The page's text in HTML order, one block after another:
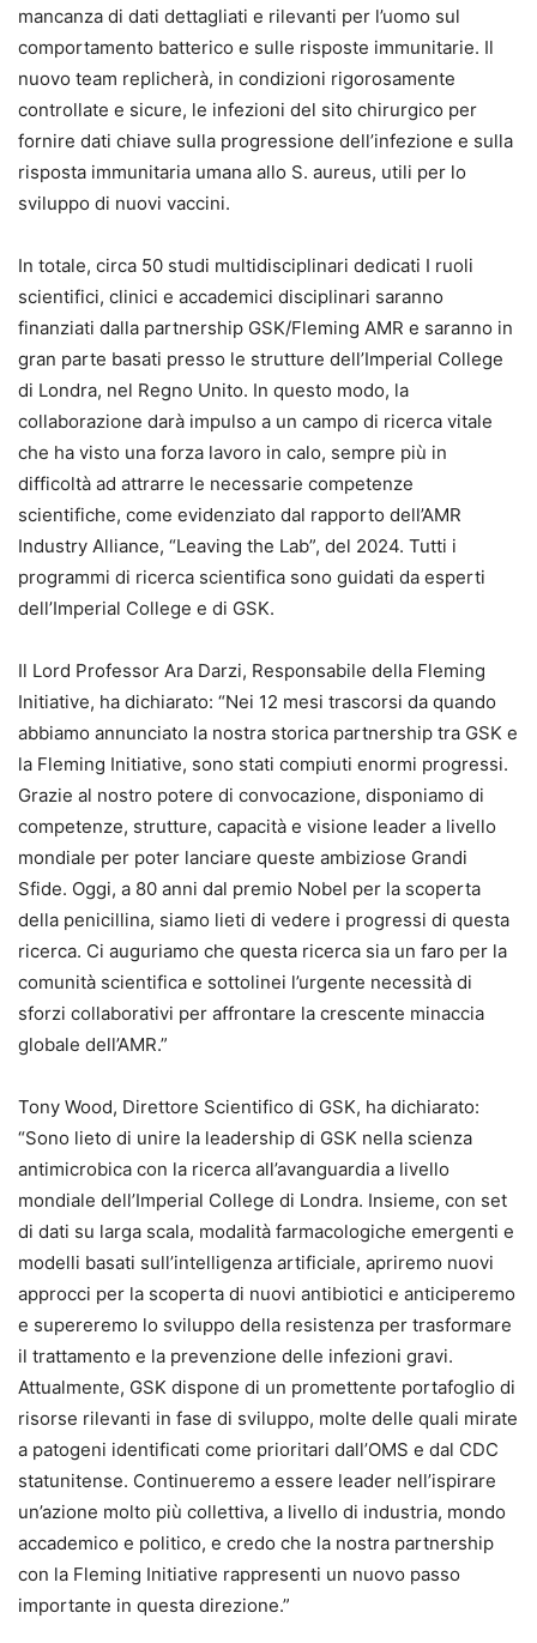
mancanza di dati dettagliati e rilevanti per l’uomo sul
comportamento batterico e sulle risposte immunitarie. Il
nuovo team replicherà, in condizioni rigorosamente
controllate e sicure, le infezioni del sito chirurgico per
fornire dati chiave sulla progressione dell’infezione e sulla
risposta immunitaria umana allo S. aureus, utili per lo
sviluppo di nuovi vaccini.
In totale, circa 50 studi multidisciplinari dedicati I ruoli
scientifici, clinici e accademici disciplinari saranno
finanziati dalla partnership GSK/Fleming AMR e saranno in
gran parte basati presso le strutture dell’Imperial College
di Londra, nel Regno Unito. In questo modo, la
collaborazione darà impulso a un campo di ricerca vitale
che ha visto una forza lavoro in calo, sempre più in
difficoltà ad attrarre le necessarie competenze
scientifiche, come evidenziato dal rapporto dell’AMR
Industry Alliance, “Leaving the Lab”, del 2024. Tutti i
programmi di ricerca scientifica sono guidati da esperti
dell’Imperial College e di GSK.
Il Lord Professor Ara Darzi, Responsabile della Fleming
Initiative, ha dichiarato: “Nei 12 mesi trascorsi da quando
abbiamo annunciato la nostra storica partnership tra GSK e
la Fleming Initiative, sono stati compiuti enormi progressi.
Grazie al nostro potere di convocazione, disponiamo di
competenze, strutture, capacità e visione leader a livello
mondiale per poter lanciare queste ambiziose Grandi
Sfide. Oggi, a 80 anni dal premio Nobel per la scoperta
della penicillina, siamo lieti di vedere i progressi di questa
ricerca. Ci auguriamo che questa ricerca sia un faro per la
comunità scientifica e sottolinei l’urgente necessità di
sforzi collaborativi per affrontare la crescente minaccia
globale dell’AMR.”
Tony Wood, Direttore Scientifico di GSK, ha dichiarato:
“Sono lieto di unire la leadership di GSK nella scienza
antimicrobica con la ricerca all’avanguardia a livello
mondiale dell’Imperial College di Londra. Insieme, con set
di dati su larga scala, modalità farmacologiche emergenti e
modelli basati sull’intelligenza artificiale, apriremo nuovi
approcci per la scoperta di nuovi antibiotici e anticiperemo
e supereremo lo sviluppo della resistenza per trasformare
il trattamento e la prevenzione delle infezioni gravi.
Attualmente, GSK dispone di un promettente portafoglio di
risorse rilevanti in fase di sviluppo, molte delle quali mirate
a patogeni identificati come prioritari dall’OMS e dal CDC
statunitense. Continueremo a essere leader nell’ispirare
un’azione molto più collettiva, a livello di industria, mondo
accademico e politico, e credo che la nostra partnership
con la Fleming Initiative rappresenti un nuovo passo
importante in questa direzione.”